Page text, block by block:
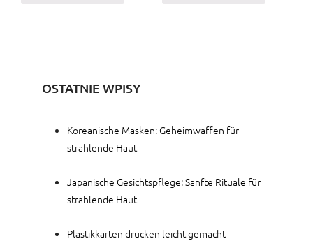
OSTATNIE WPISY
Koreanische Masken: Geheimwaffen für
strahlende Haut
Japanische Gesichtspflege: Sanfte Rituale für
strahlende Haut
Plastikkarten drucken leicht gemacht